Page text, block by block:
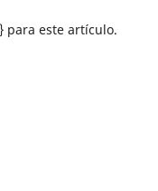
para este artículo.